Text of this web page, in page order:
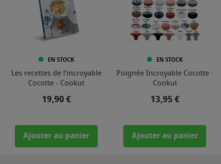
EN STOCK
Les recettes de l'incroyable
Cocotte - Cookut
Prix
19,90 €
Ajouter au panier
EN STOCK
Poignée Incroyable Cocotte -
Cookut
Prix
13,95 €
Ajouter au panier